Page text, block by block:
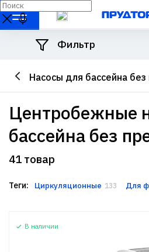
Насосы для бассейна
Фильтр
центробежные насосы для
бассейна без
41 товар
Теги: Циркуляционные 133 Для
В наличии